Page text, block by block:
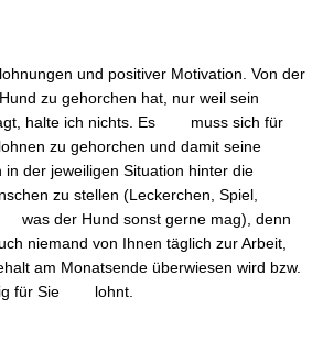
und positiver Motivation. Von der
zu gehorchen hat, nur weil sein
halte ich nichts. Es muss sich für
zu gehorchen und damit seine
in der jeweiligen Situation hinter die
zu stellen (Leckerchen, Spiel,
der Hund sonst gerne mag), denn
niemand von Ihnen täglich zur Arbeit,
am Monatsende überwiesen wird bzw.
für Sie lohnt.